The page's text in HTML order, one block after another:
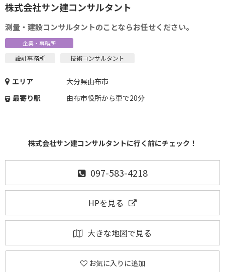
株式会社サン建コンサルタント
測量・建設コンサルタントのことならお任せください。
企業・事務所
設計事務所 技術コンサルタント
エリア
大分県由布市
最寄り駅
由布市役所から車で20分
株式会社サン建コンサルタントに行く前にチェック！
097-583-4218
HPを見る
大きな地図で見る
お気に入りに追加